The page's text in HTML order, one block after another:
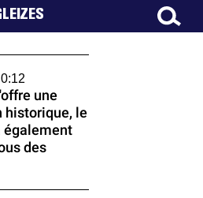
une
le
également
des